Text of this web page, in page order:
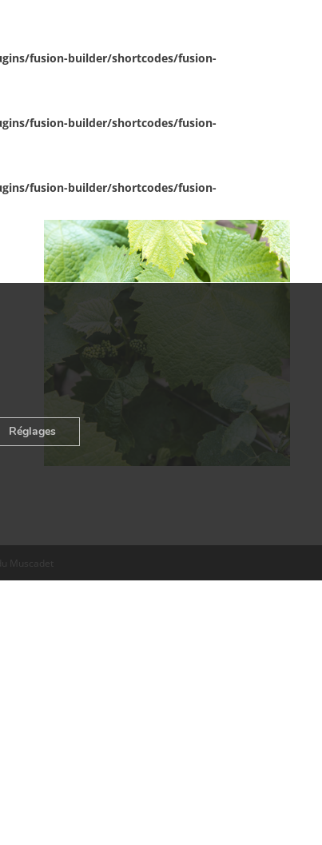
fusion-builder/shortcodes/fusion-
fusion-builder/shortcodes/fusion-
fusion-builder/shortcodes/fusion-
Muscadet
Réglages